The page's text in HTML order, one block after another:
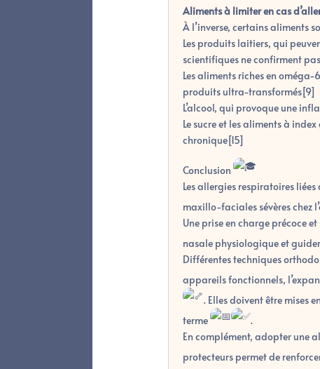
Aliments à limiter en cas
À l’inverse, certains aliments
Les produits laitiers, qui
scientifiques ne confirment
Les aliments riches en
produits ultra-transformés[9]
L’alcool, qui provoque une
Le sucre et les aliments à
chronique[15]
Conclusion
Les allergies respiratoires
maxillo-faciales sévères chez
Une prise en charge précoce
nasale physiologique et
Différentes techniques
appareils fonctionnels,
. Elles doivent être mises
terme
.
En complément, adopter une
protecteurs permet de